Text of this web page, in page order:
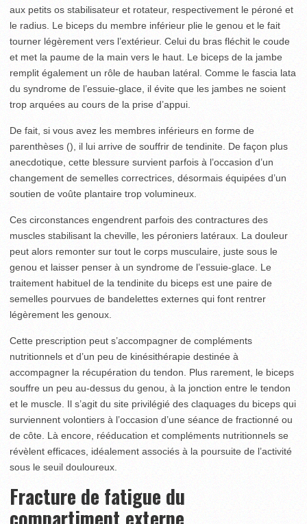
aux petits os stabilisateur et rotateur, respectivement le péroné et
le radius. Le biceps du membre inférieur plie le genou et le fait
tourner légèrement vers l’extérieur. Celui du bras fléchit le coude
et met la paume de la main vers le haut. Le biceps de la jambe
remplit également un rôle de hauban latéral. Comme le fascia lata
du syndrome de l’essuie-glace, il évite que les jambes ne soient
trop arquées au cours de la prise d’appui.
De fait, si vous avez les membres inférieurs en forme de
parenthèses (), il lui arrive de souffrir de tendinite. De façon plus
anecdotique, cette blessure survient parfois à l’occasion d’un
changement de semelles correctrices, désormais équipées d’un
soutien de voûte plantaire trop volumineux.
Ces circonstances engendrent parfois des contractures des
muscles stabilisant la cheville, les péroniers latéraux. La douleur
peut alors remonter sur tout le corps musculaire, juste sous le
genou et laisser penser à un syndrome de l’essuie-glace. Le
traitement habituel de la tendinite du biceps est une paire de
semelles pourvues de bandelettes externes qui font rentrer
légèrement les genoux.
Cette prescription peut s’accompagner de compléments
nutritionnels et d’un peu de kinésithérapie destinée à
accompagner la récupération du tendon. Plus rarement, le biceps
souffre un peu au-dessus du genou, à la jonction entre le tendon
et le muscle. Il s’agit du site privilégié des claquages du biceps qui
surviennent volontiers à l’occasion d’une séance de fractionné ou
de côte. Là encore, rééducation et compléments nutritionnels se
révèlent efficaces, idéalement associés à la poursuite de l’activité
sous le seuil douloureux.
Fracture de fatigue du
compartiment externe